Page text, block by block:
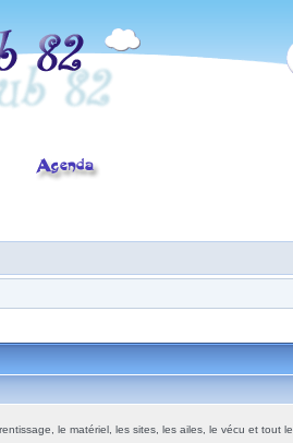
le matériel, les sites, les ailes, le vécu et tout le